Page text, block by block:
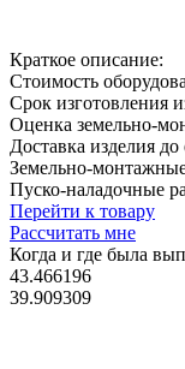
Краткое описание:
Стоимость
Срок изготовления
Оценка земельно-
Доставка изделия до
Земельно-
Пуско-наладочные
Перейти к товару
Рассчитать мне
Когда и где была
43.466196
39.909309